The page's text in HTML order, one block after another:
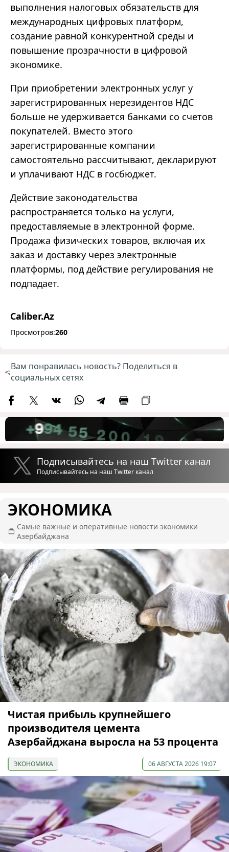
выполнения налоговых обязательств для
международных цифровых платформ,
создание равной конкурентной среды и
повышение прозрачности в цифровой
экономике.
При приобретении электронных услуг у
зарегистрированных нерезидентов НДС
больше не удерживается банками со счетов
покупателей. Вместо этого
зарегистрированные компании
самостоятельно рассчитывают, декларируют
и уплачивают НДС в госбюджет.
Действие законодательства
распространяется только на услуги,
предоставляемые в электронной форме.
Продажа физических товаров, включая их
заказ и доставку через электронные
платформы, под действие регулирования не
подпадает.
Caliber.Az
Просмотров:260
Вам понравилась новость? Поделиться в
социальных сетях
Подписывайтесь на наш Twitter канал
Подписывайтесь на наш Twitter канал
ЭКОНОМИКА
Самые важные и оперативные новости экономики
Азербайджана
Чистая прибыль крупнейшего
производителя цемента
Азербайджана выросла на 53 процента
ЭКОНОМИКА 06 АВГУСТА 2026 19:07